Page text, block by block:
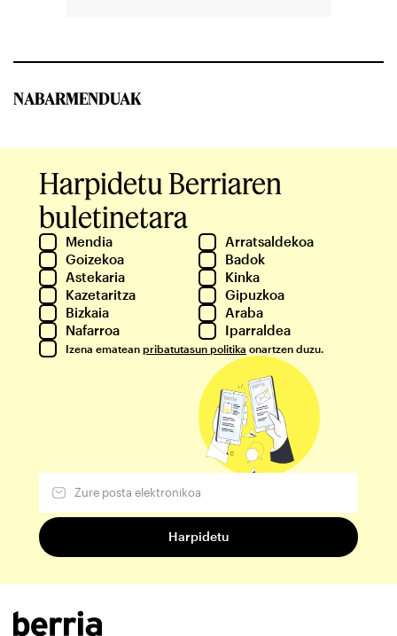
NABARMENDUAK
Harpidetu Berriaren
buletinetara
Mendia
Arratsaldekoa
Goizekoa
Badok
Astekaria
Kinka
Kazetaritza
Gipuzkoa
Bizkaia
Araba
Nafarroa
Iparraldea
Izena ematean pribatutasun politika onartzen duzu.